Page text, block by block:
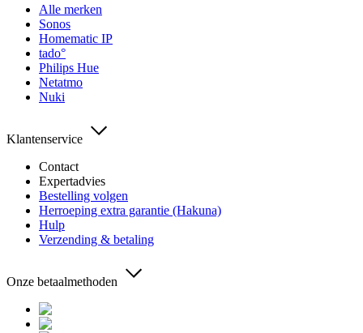
Alle merken
Sonos
Homematic IP
tado°
Philips Hue
Netatmo
Nuki
Klantenservice
Contact
Expertadvies
Bestelling volgen
Herroeping extra garantie (Hakuna)
Hulp
Verzending & betaling
Onze betaalmethoden